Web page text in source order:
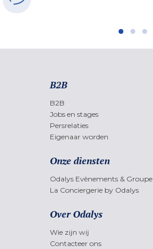
B2B
B2B
Jobs en stages
Persrelaties
Eigenaar worden
Onze diensten
Odalys Evènements & Groupe
La Conciergerie by Odalys
Over Odalys
Wie zijn wij
Contacteer ons